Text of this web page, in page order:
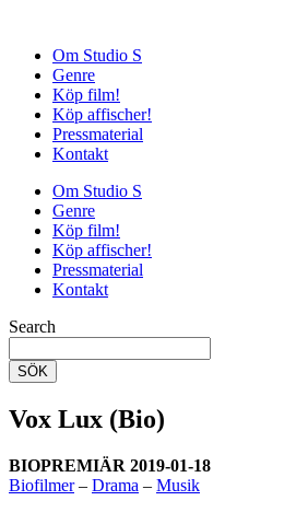
Om Studio S
Genre
Köp film!
Köp affischer!
Pressmaterial
Kontakt
Om Studio S
Genre
Köp film!
Köp affischer!
Pressmaterial
Kontakt
Search
SÖK
Vox Lux (Bio)
BIOPREMIÄR 2019-01-18
Biofilmer– Drama – Musik